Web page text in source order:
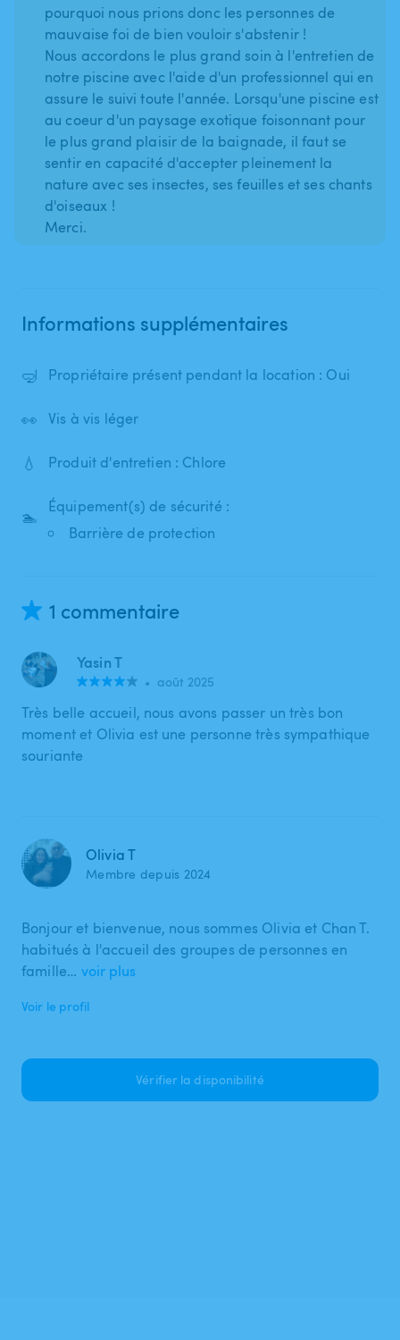
pourquoi nous prions donc les personnes de
mauvaise foi de bien vouloir s'abstenir !
Nous accordons le plus grand soin à l'entretien de
notre piscine avec l'aide d'un professionnel qui en
assure le suivi toute l'année. Lorsqu'une piscine est
au coeur d'un paysage exotique foisonnant pour
le plus grand plaisir de la baignade, il faut se
sentir en capacité d'accepter pleinement la
nature avec ses insectes, ses feuilles et ses chants
d'oiseaux !
Merci.
Informations supplémentaires
🤿 Propriétaire présent pendant la location : Oui
👀 Vis à vis léger
💧 Produit d'entretien : Chlore
🏊
Équipement(s) de sécurité :
Barrière de protection
1 commentaire
Yasin T
• août 2025
Très belle accueil, nous avons passer un très bon
moment et Olivia est une personne très sympathique
souriante
Olivia T
Membre depuis 2024
Bonjour et bienvenue, nous sommes Olivia et Chan T.
habitués à l'accueil des groupes de personnes en
famille… voir plus
Voir le profil
Vérifier la disponibilité